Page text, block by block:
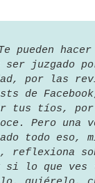
pueden hacer
ser juzgado
por las
de
tus tíos, por
Pero una
todo eso,
reflexiona
si lo que ves